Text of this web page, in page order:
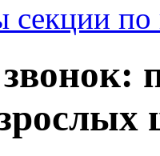
секции